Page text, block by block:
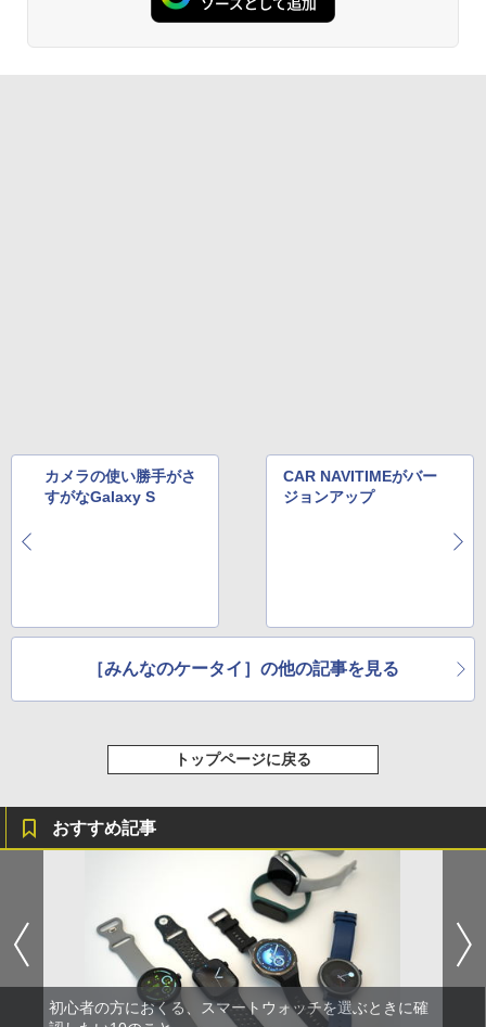
カメラの使い勝手がさ
すがなGalaxy S
CAR NAVITIMEがバー
ジョンアップ
［みんなのケータイ］の他の記事を見る
トップページに戻る
おすすめ記事
初心者の方におくる、スマートウォッチを選ぶときに確